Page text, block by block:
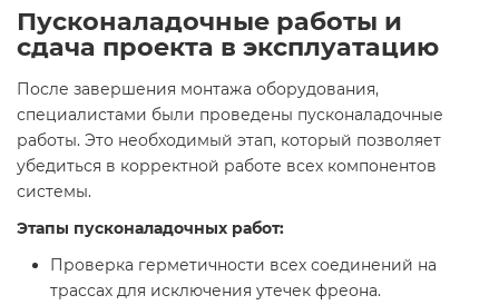
Пусконаладочные работы и
сдача проекта в эксплуатацию
После завершения монтажа оборудования,
специалистами были проведены пусконаладочные
работы. Это необходимый этап, который позволяет
убедиться в корректной работе всех компонентов
системы.
Этапы пусконаладочных работ:
Проверка герметичности всех соединений на
трассах для исключения утечек фреона.